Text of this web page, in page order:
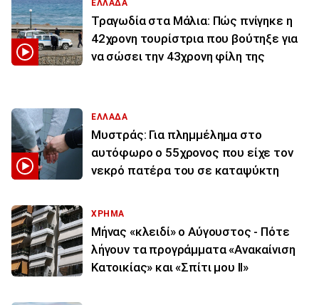
ΕΛΛΑΔΑ
Τραγωδία στα Μάλια: Πώς πνίγηκε η
42χρονη τουρίστρια που βούτηξε για
να σώσει την 43χρονη φίλη της
ΕΛΛΑΔΑ
Μυστράς: Για πλημμέλημα στο
αυτόφωρο ο 55χρονος που είχε τον
νεκρό πατέρα του σε καταψύκτη
ΧΡΗΜΑ
Μήνας «κλειδί» ο Αύγουστος - Πότε
λήγουν τα προγράμματα «Ανακαίνιση
Κατοικίας» και «Σπίτι μου ΙΙ»